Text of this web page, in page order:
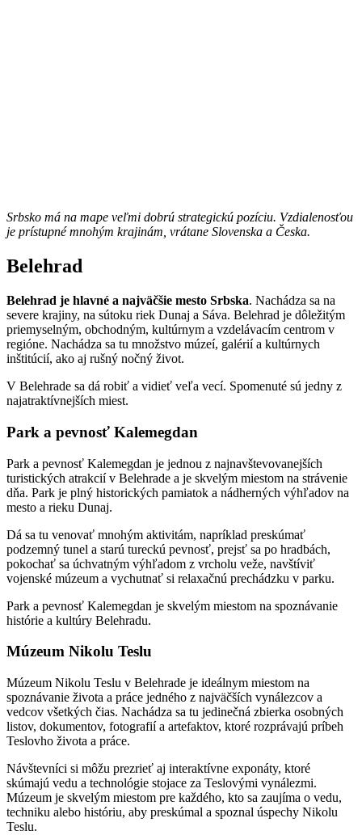
Srbsko má na mape veľmi dobrú strategickú pozíciu. Vzdialenosťou
je prístupné mnohým krajinám, vrátane Slovenska a Česka.
Belehrad
Belehrad je hlavné a najväčšie mesto Srbska. Nachádza sa na
severe krajiny, na sútoku riek Dunaj a Sáva. Belehrad je dôležitým
priemyselným, obchodným, kultúrnym a vzdelávacím centrom v
regióne. Nachádza sa tu množstvo múzeí, galérií a kultúrnych
inštitúcií, ako aj rušný nočný život.
V Belehrade sa dá robiť a vidieť veľa vecí. Spomenuté sú jedny z
najatraktívnejších miest.
Park a pevnosť Kalemegdan
Park a pevnosť Kalemegdan je jednou z najnavštevovanejších
turistických atrakcií v Belehrade a je skvelým miestom na strávenie
dňa. Park je plný historických pamiatok a nádherných výhľadov na
mesto a rieku Dunaj.
Dá sa tu venovať mnohým aktivitám, napríklad preskúmať
podzemný tunel a starú tureckú pevnosť, prejsť sa po hradbách,
pokochať sa úchvatným výhľadom z vrcholu veže, navštíviť
vojenské múzeum a vychutnať si relaxačnú prechádzku v parku.
Park a pevnosť Kalemegdan je skvelým miestom na spoznávanie
histórie a kultúry Belehradu.
Múzeum Nikolu Teslu
Múzeum Nikolu Teslu v Belehrade je ideálnym miestom na
spoznávanie života a práce jedného z najväčších vynálezcov a
vedcov všetkých čias. Nachádza sa tu jedinečná zbierka osobných
listov, dokumentov, fotografií a artefaktov, ktoré rozprávajú príbeh
Teslovho života a práce.
Návštevníci si môžu prezrieť aj interaktívne exponáty, ktoré
skúmajú vedu a technológie stojace za Teslovými vynálezmi.
Múzeum je skvelým miestom pre každého, kto sa zaujíma o vedu,
techniku alebo históriu, aby preskúmal a spoznal úspechy Nikolu
Teslu.